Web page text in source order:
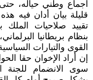
اجماع وطني حياله،
قليلة بيان أدان فيه
تقييد صلاحيات الملك
بنظام بريطانيا
القوى والتيارات
إن أراد الإخوان حقا
سوى الانضمام للجنة